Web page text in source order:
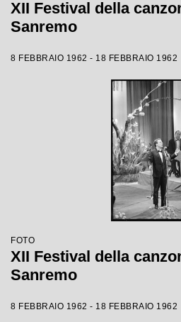
XII Festival della
Sanremo
8 FEBBRAIO 1962 - 18 FEBBRAIO 1962
FOTO
XII Festival della
Sanremo
8 FEBBRAIO 1962 - 18 FEBBRAIO 1962